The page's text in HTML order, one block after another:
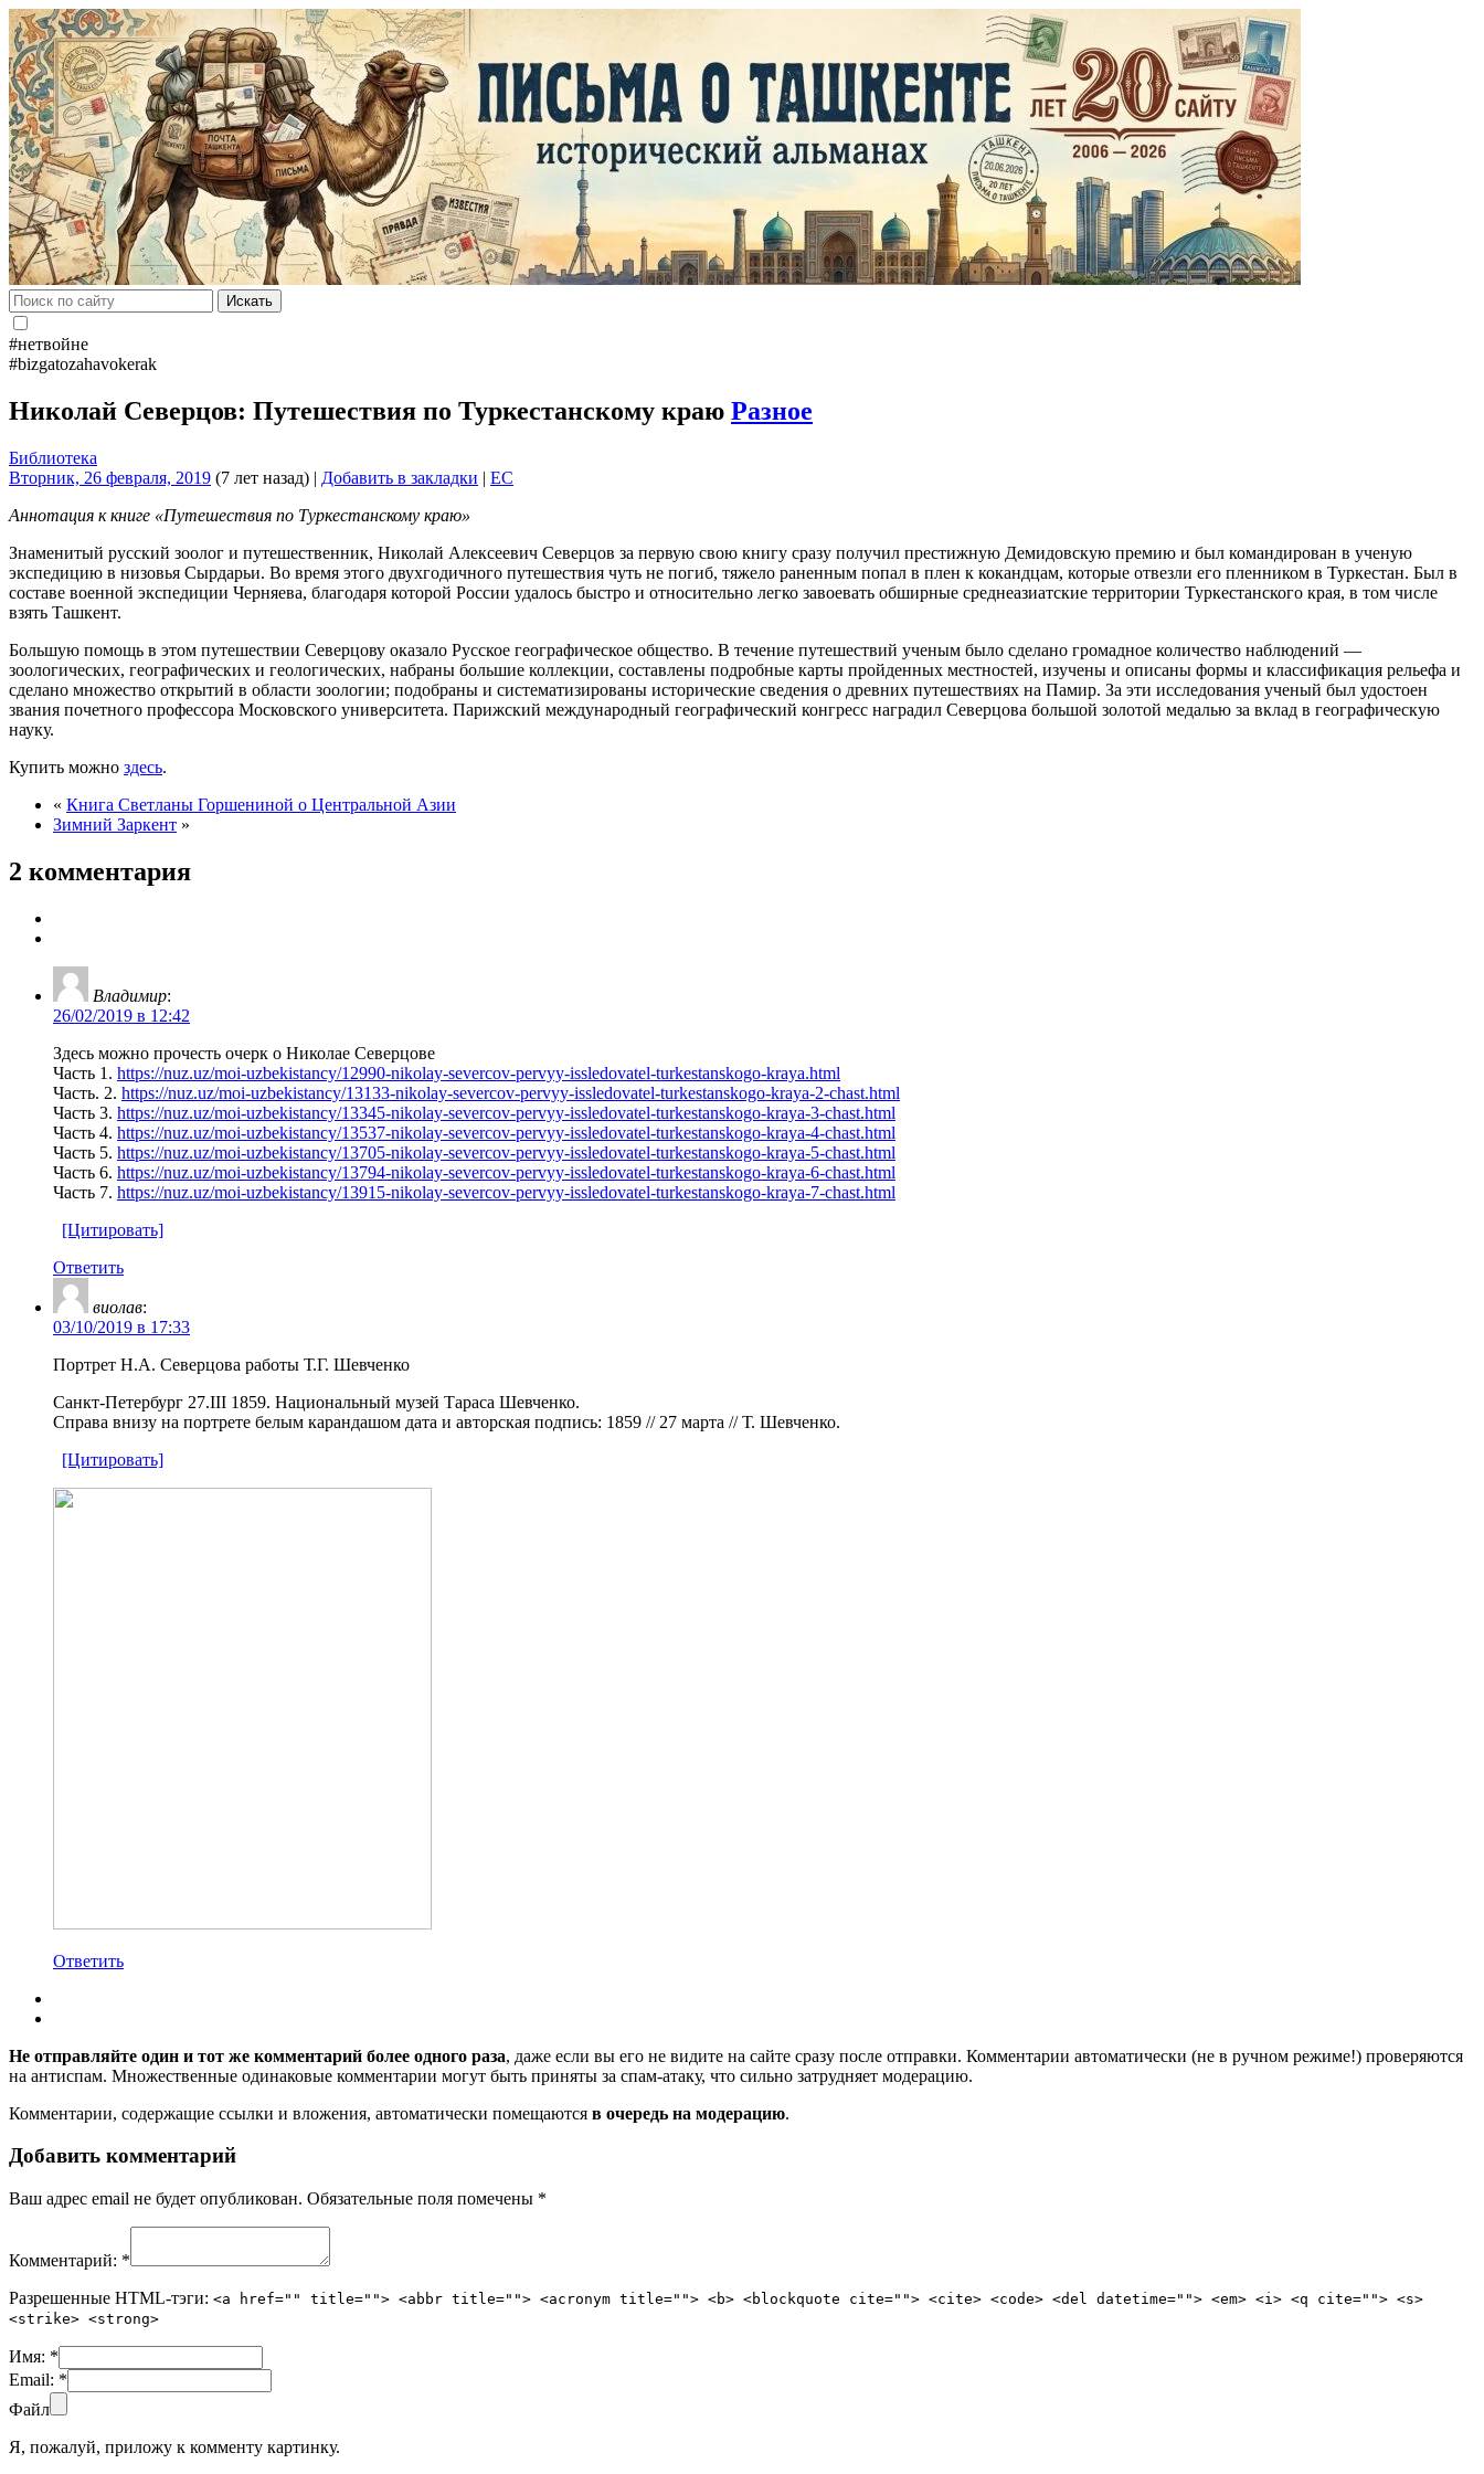
Искать
#нетвойне
#bizgatozahavokerak
Николай Северцов: Путешествия по Туркестанскому краю Разное
Библиотека
Вторник, 26 февраля, 2019 (7 лет назад) | Добавить в закладки | EC
Аннотация к книге «Путешествия по Туркестанскому краю»
Знаменитый русский зоолог и путешественник, Николай Алексеевич Северцов за первую свою книгу сразу получил престижную Демидовскую премию и был командирован в ученую
экспедицию в низовья Сырдарьи. Во время этого двухгодичного путешествия чуть не погиб, тяжело раненным попал в плен к кокандцам, которые отвезли его пленником в Туркестан. Был в
составе военной экспедиции Черняева, благодаря которой России удалось быстро и относительно легко завоевать обширные среднеазиатские территории Туркестанского края, в том числе
взять Ташкент.
Большую помощь в этом путешествии Северцову оказало Русское географическое общество. В течение путешествий ученым было сделано громадное количество наблюдений —
зоологических, географических и геологических, набраны большие коллекции, составлены подробные карты пройденных местностей, изучены и описаны формы и классификация рельефа и
сделано множество открытий в области зоологии; подобраны и систематизированы исторические сведения о древних путешествиях на Памир. За эти исследования ученый был удостоен
звания почетного профессора Московского университета. Парижский международный географический конгресс наградил Северцова большой золотой медалью за вклад в географическую
науку.
Купить можно здесь.
« Книга Светланы Горшениной о Центральной Азии
Зимний Заркент »
2 комментария
Владимир:
26/02/2019 в 12:42
Здесь можно прочесть очерк о Николае Северцове
Часть 1. https://nuz.uz/moi-uzbekistancy/12990-nikolay-severcov-pervyy-issledovatel-turkestanskogo-kraya.html
Часть. 2. https://nuz.uz/moi-uzbekistancy/13133-nikolay-severcov-pervyy-issledovatel-turkestanskogo-kraya-2-chast.html
Часть 3. https://nuz.uz/moi-uzbekistancy/13345-nikolay-severcov-pervyy-issledovatel-turkestanskogo-kraya-3-chast.html
Часть 4. https://nuz.uz/moi-uzbekistancy/13537-nikolay-severcov-pervyy-issledovatel-turkestanskogo-kraya-4-chast.html
Часть 5. https://nuz.uz/moi-uzbekistancy/13705-nikolay-severcov-pervyy-issledovatel-turkestanskogo-kraya-5-chast.html
Часть 6. https://nuz.uz/moi-uzbekistancy/13794-nikolay-severcov-pervyy-issledovatel-turkestanskogo-kraya-6-chast.html
Часть 7. https://nuz.uz/moi-uzbekistancy/13915-nikolay-severcov-pervyy-issledovatel-turkestanskogo-kraya-7-chast.html
[Цитировать]
Ответить
виолав:
03/10/2019 в 17:33
Портрет Н.А. Северцова работы Т.Г. Шевченко
Санкт-Петербург 27.III 1859. Национальный музей Тараса Шевченко.
Справа внизу на портрете белым карандашом дата и авторская подпись: 1859 // 27 марта // Т. Шевченко.
[Цитировать]
Ответить
Не отправляйте один и тот же комментарий более одного раза, даже если вы его не видите на сайте сразу после отправки. Комментарии автоматически (не в ручном режиме!) проверяются
на антиспам. Множественные одинаковые комментарии могут быть приняты за спам-атаку, что сильно затрудняет модерацию.
Комментарии, содержащие ссылки и вложения, автоматически помещаются в очередь на модерацию.
Добавить комментарий
Ваш адрес email не будет опубликован. Обязательные поля помечены *
Комментарий: *
Разрешенные HTML-тэги: <a href="" title=""> <abbr title=""> <acronym title=""> <b> <blockquote cite=""> <cite> <code> <del datetime=""> <em> <i> <q cite=""> <s>
<strike> <strong>
Имя: *
Email: *
Файл
Я, пожалуй, приложу к комменту картинку.